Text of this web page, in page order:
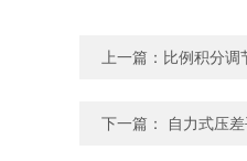
上一篇： 比例积分调
下一篇： 自力式压